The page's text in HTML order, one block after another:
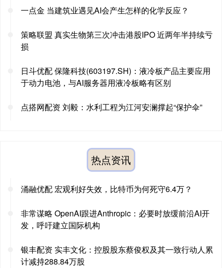
一点金 当建筑业遇见AI会产生怎样的化学反应？
策略联盟 真实生物第三次冲击港股IPO 近两年半持续亏
损
日斗优配 保隆科技(603197.SH)：液冷板产品主要应用
于动力电池，与AI服务器用液冷板略有区别
点搭网配资 刘毅：水利工程为江河安澜撑起“保护伞”
热点资讯
涌融优配 宏观利好失效，比特币为何死守6.4万？
非常谋略 OpenAI跟进Anthropic：必要时放缓前沿AI开
发，呼吁建立国际机构
银丰配资 实丰文化：控股股东蔡俊权及其一致行动人累
计减持288.84万股